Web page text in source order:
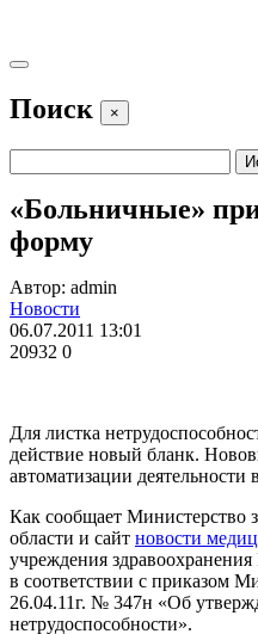
Поиск ×
«Больничные»
форму
Автор: admin
Новости
06.07.2011 13:01
20932 0
Для листка
действие новый бланк.
автоматизации деятельности
Как сообщает Министерство
области и сайт новости
учреждения
в соответствии с приказом
26.04.11г. № 347н «Об
нетрудоспособности».